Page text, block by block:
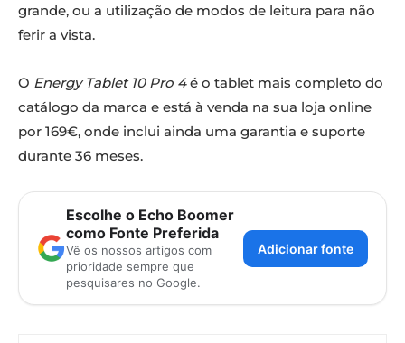
grande, ou a utilização de modos de leitura para não
ferir a vista.
O Energy Tablet 10 Pro 4é o tablet mais completo do
catálogo da marca e está à venda na sua loja online
por 169€, onde inclui ainda uma garantia e suporte
durante 36 meses.
Escolhe o Echo Boomer
como Fonte Preferida
Vê os nossos artigos com
prioridade sempre que
pesquisares no Google.
Adicionar fonte